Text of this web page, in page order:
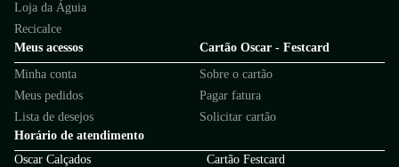
Loja da Águia
Recicalce
Meus acessos
Minha conta
Meus pedidos
Lista de desejos
Cartão Oscar - Festcard
Sobre o cartão
Pagar fatura
Solicitar cartão
Horário de atendimento
Oscar Calçados
Cartão Festcard